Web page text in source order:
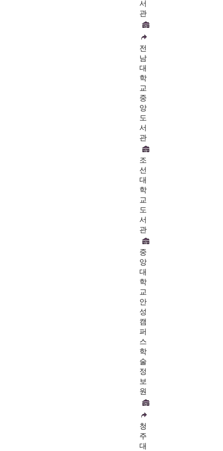
서
관
전
남
대
학
교
중
앙
도
서
관
조
선
대
학
교
도
서
관
중
앙
대
학
교
안
성
캠
퍼
스
학
술
정
보
원
청
주
대